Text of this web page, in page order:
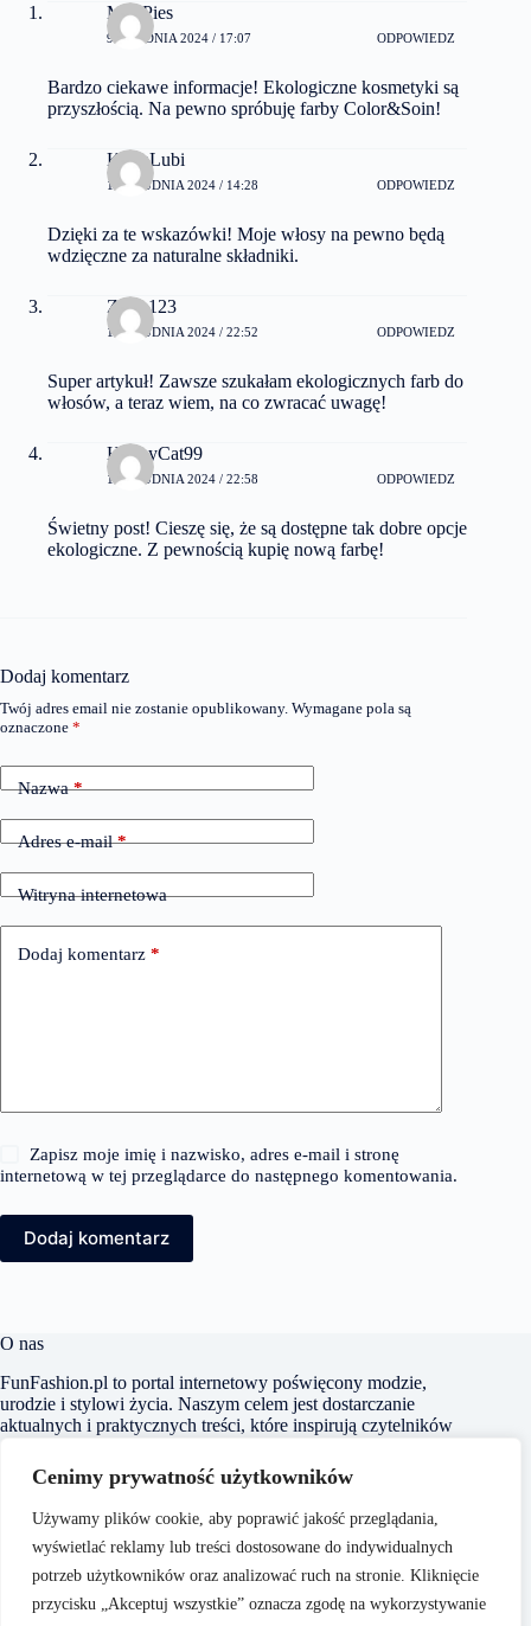
Cenimy prywatność użytkowników
Używamy plików cookie, aby poprawić jakość przeglądania,
wyświetlać reklamy lub treści dostosowane do indywidualnych
potrzeb użytkowników oraz analizować ruch na stronie. Kliknięcie
przycisku „Akceptuj wszystkie” oznacza zgodę na wykorzystywanie
MikiPies
9 GRUDNIA 2024 / 17:07 ODPOWIEDZ
Bardzo ciekawe informacje! Ekologiczne kosmetyki są
przyszłością. Na pewno spróbuję farby Color&Soin!
KasiaLubi
12 GRUDNIA 2024 / 14:28 ODPOWIEDZ
Dzięki za te wskazówki! Moje włosy na pewno będą
wdzięczne za naturalne składniki.
Zosia123
14 GRUDNIA 2024 / 22:52 ODPOWIEDZ
Super artykuł! Zawsze szukałam ekologicznych farb do
włosów, a teraz wiem, na co zwracać uwagę!
HappyCat99
15 GRUDNIA 2024 / 22:58 ODPOWIEDZ
Świetny post! Cieszę się, że są dostępne tak dobre opcje
ekologiczne. Z pewnością kupię nową farbę!
Dodaj komentarz
Twój adres email nie zostanie opublikowany. Wymagane pola są
oznaczone *
Nazwa*
Adres e-mail*
Witryna internetowa
Dodaj komentarz *
Zapisz moje imię i nazwisko, adres e-mail i stronę
internetową w tej przeglądarce do następnego komentowania.
Dodaj komentarz
O nas
FunFashion.pl to portal internetowy poświęcony modzie,
urodzie i stylowi życia. Naszym celem jest dostarczanie
aktualnych i praktycznych treści, które inspirują czytelników
wygląd i samopoczucie. Dbamy o to, aby nasze artykuły były
zrozumiałe i dostępne dla każdego, niezależnie od poziomu
wiedzy na temat mody czy urody.